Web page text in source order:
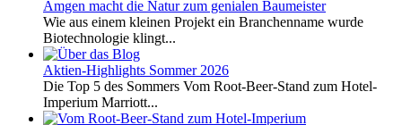
Amgen macht die Natur zum genialen Baumeister
Wie aus einem kleinen Projekt ein Branchenname wurde
Biotechnologie klingt...
Aktien-Highlights Sommer 2026
Die Top 5 des Sommers Vom Root-Beer-Stand zum Hotel-
Imperium Marriott...